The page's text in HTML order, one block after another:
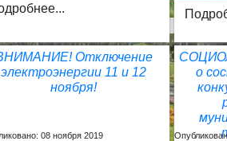
Отключение
электроэнергии 11 и 12
ноября!
08 ноября 2019
о